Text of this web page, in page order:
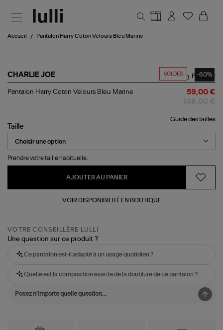
Accueil Pantalon Harry Coton Velours Bleu Marine
SOLDES -60%
CHARLIE JOE
Pantalon
Bleu
Marine
Partager
Pantalon Harry Coton Velours Bleu Marine 59,00 €
Guide des tailles
Taille
Prendre votre taille habituelle.
AJOUTER AU PANIER
VOIR DISPONIBILITÉ EN BOUTIQUE
VOTRE CONSEILLÈRE LULLI
Une question sur ce produit ?
Ce pantalon est-il adapté à un usage quotidien ?
Quelle est la composition exacte de la doublure de ce pantalon ?